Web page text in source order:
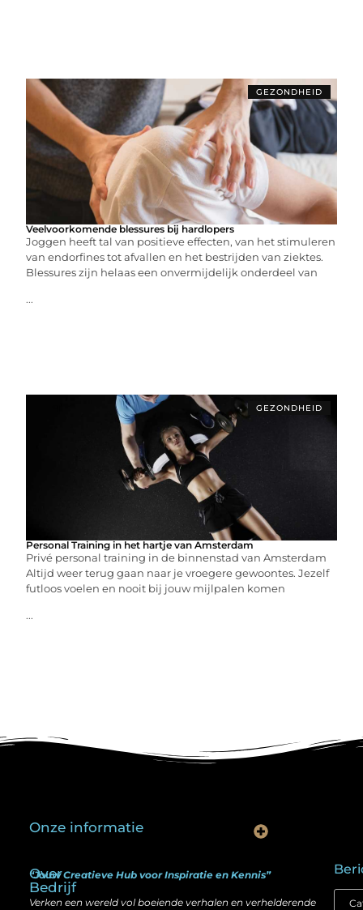
GEZONDHEID
Veelvoorkomende blessures bij hardlopers
Joggen heeft tal van positieve effecten, van het stimuleren
van endorfines tot afvallen en het bestrijden van ziektes.
Blessures zijn helaas een onvermijdelijk onderdeel van
...
GEZONDHEID
Personal Training in het hartje van Amsterdam
Privé personal training in de binnenstad van Amsterdam
Altijd weer terug gaan naar je vroegere gewoontes. Jezelf
futloos voelen en nooit bij jouw mijlpalen komen
...
Over
Bedrijf
“Jouw Creatieve Hub voor Inspiratie en Kennis”
Verken een wereld vol boeiende verhalen en verhelderende
Onze informatie